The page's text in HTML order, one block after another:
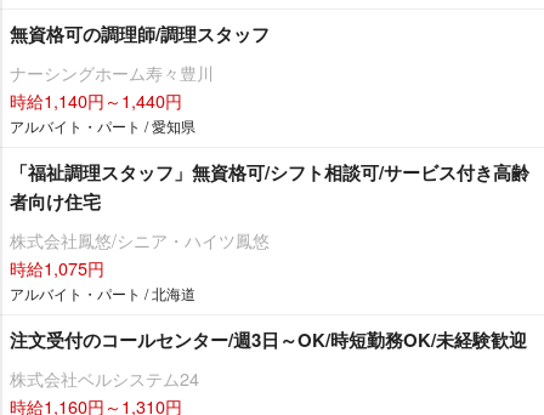
無資格可の調理師/調理スタッフ
ナーシングホーム寿々豊川
時給1,140円～1,440円
アルバイト・パート / 愛知県
「福祉調理スタッフ」無資格可/シフト相談可/サービス付き高齢
者向け住宅
株式会社鳳悠/シニア・ハイツ鳳悠
時給1,075円
アルバイト・パート / 北海道
注文受付のコールセンター/週3日～OK/時短勤務OK/未経験歓迎
株式会社ベルシステム24
時給1,160円～1,310円